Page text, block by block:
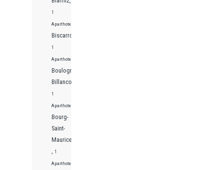
1
Aparthotels
Biscarrosse,
1
Aparthotels
Boulogne-
Billancourt,
1
Aparthotels
Bourg-
Saint-
Maurice
1
Aparthotels